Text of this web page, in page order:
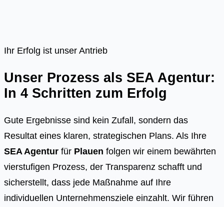
Ihr Erfolg ist unser Antrieb
Unser Prozess als SEA Agentur:
In 4 Schritten zum Erfolg
Gute Ergebnisse sind kein Zufall, sondern das
Resultat eines klaren, strategischen Plans. Als Ihre
SEA Agentur für Plauen folgen wir einem bewährten
vierstufigen Prozess, der Transparenz schafft und
sicherstellt, dass jede Maßnahme auf Ihre
individuellen Unternehmensziele einzahlt. Wir führen